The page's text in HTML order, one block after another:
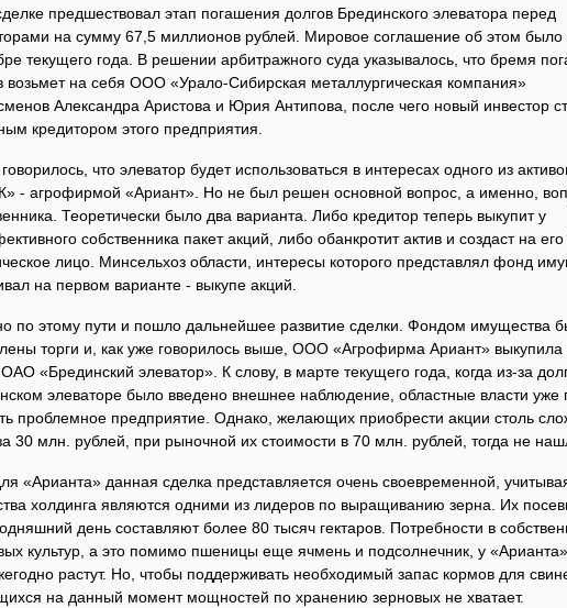
предшествовал этап погашения долгов Брединского элеватора перед
на сумму 67,5 миллионов рублей. Мировое соглашение об этом было
текущего года. В решении арбитражного суда указывалось, что бремя
возьмет на себя ООО «Урало-Сибирская металлургическая компания»
Александра Аристова и Юрия Антипова, после чего новый инвестор
кредитором этого предприятия.
что элеватор будет использоваться в интересах одного из
- агрофирмой «Ариант». Но не был решен основной вопрос, а именно,
Теоретически было два варианта. Либо кредитор теперь выкупит у
собственника пакет акций, либо обанкротит актив и создаст на
лицо. Минсельхоз области, интересы которого представлял фонд
на первом варианте - выкупе акций.
по этому пути и пошло дальнейшее развитие сделки. Фондом имущества
торги и, как уже говорилось выше, ООО «Агрофирма Ариант» выкупила
«Брединский элеватор». К слову, в марте текущего года, когда из-за
элеваторе было введено внешнее наблюдение, областные власти уже
проблемное предприятие. Однако, желающих приобрести акции столь
30 млн. рублей, при рыночной их стоимости в 70 млн. рублей, тогда не
«Арианта» данная сделка представляется очень своевременной,
холдинга являются одними из лидеров по выращиванию зерна. Их
день составляют более 80 тысяч гектаров. Потребности в
культур, а это помимо пшеницы еще ячмень и подсолнечник, у
растут. Но, чтобы поддерживать необходимый запас кормов для
на данный момент мощностей по хранению зерновых не хватает.